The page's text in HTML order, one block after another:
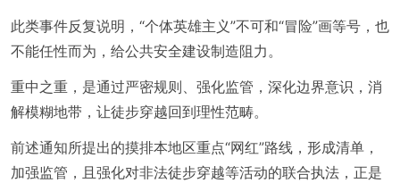
此类事件反复说明，“个体英雄主义”不可和“冒险”画等号，也
不能任性而为，给公共安全建设制造阻力。
重中之重，是通过严密规则、强化监管，深化边界意识，消
解模糊地带，让徒步穿越回到理性范畴。
前述通知所提出的摸排本地区重点“网红”路线，形成清单，
加强监管，且强化对非法徒步穿越等活动的联合执法，正是